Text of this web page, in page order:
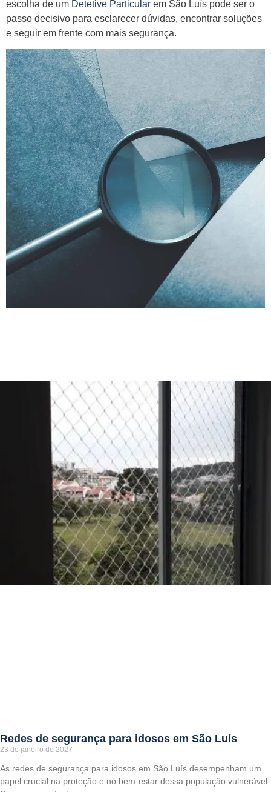
escolha de um Detetive Particular em São Luís pode ser o
passo decisivo para esclarecer dúvidas, encontrar soluções
e seguir em frente com mais segurança.
Redes de segurança para idosos em São Luís
23 de janeiro de 2027
As redes de segurança para idosos em São Luís desempenham um
papel crucial na proteção e no bem-estar dessa população vulnerável.